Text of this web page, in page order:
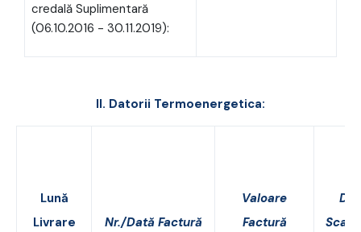
credală Suplimentară
(06.10.2016 - 30.11.2019):
II. Datorii Termoenergetica:
Lună
Livrare
Nr./Dată Factură
Valoare
Factură